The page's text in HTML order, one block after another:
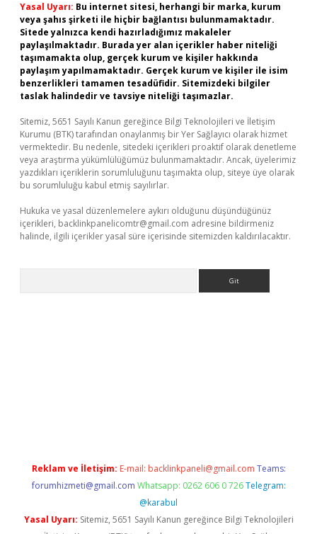
Yasal Uyarı: Bu internet sitesi, herhangi bir marka, kurum
veya şahıs şirketi ile hiçbir bağlantısı bulunmamaktadır.
Sitede yalnızca kendi hazırladığımız makaleler
paylaşılmaktadır. Burada yer alan içerikler haber niteliği
taşımamakta olup, gerçek kurum ve kişiler hakkında
paylaşım yapılmamaktadır. Gerçek kurum ve kişiler ile isim
benzerlikleri tamamen tesadüfidir. Sitemizdeki bilgiler
taslak halindedir ve tavsiye niteliği taşımazlar.
Sitemiz, 5651 Sayılı Kanun gereğince Bilgi Teknolojileri ve İletişim
Kurumu (BTK) tarafından onaylanmış bir Yer Sağlayıcı olarak hizmet
vermektedir. Bu nedenle, sitedeki içerikleri proaktif olarak denetleme
veya araştırma yükümlülüğümüz bulunmamaktadır. Ancak, üyelerimiz
yazdıkları içeriklerin sorumluluğunu taşımakta olup, siteye üye olarak
bu sorumluluğu kabul etmiş sayılırlar.
Hukuka ve yasal düzenlemelere aykırı olduğunu düşündüğünüz
içerikleri, backlinkpanelicomtr@gmail.com adresine bildirmeniz
halinde, ilgili içerikler yasal süre içerisinde sitemizden kaldırılacaktır.
Reklam ve İletişim: E-mail: backlinkpaneli@gmail.com Teams:
forumhizmeti@gmail.com Whatsapp: 0262 606 0 726 Telegram:
@karabul
Yasal Uyarı: Sitemiz, 5651 Sayılı Kanun gereğince Bilgi Teknolojileri